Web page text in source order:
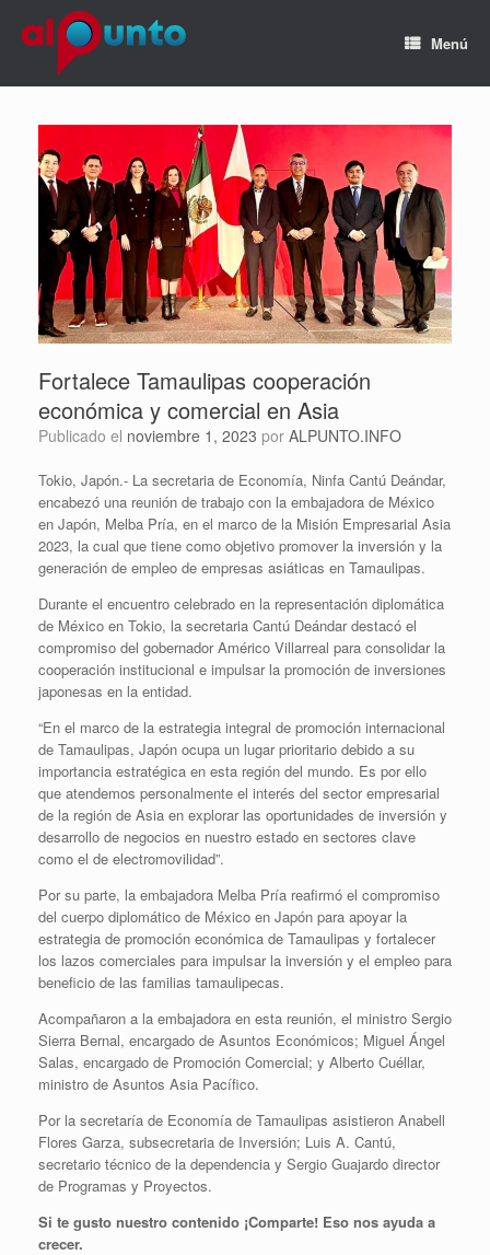
Menú
Fortalece Tamaulipas cooperación
económica y comercial en Asia
Publicado el noviembre 1, 2023 por ALPUNTO.INFO
Tokio, Japón.- La secretaria de Economía, Ninfa Cantú Deándar,
encabezó una reunión de trabajo con la embajadora de México
en Japón, Melba Pría, en el marco de la Misión Empresarial Asia
2023, la cual que tiene como objetivo promover la inversión y la
generación de empleo de empresas asiáticas en Tamaulipas.
Durante el encuentro celebrado en la representación diplomática
de México en Tokio, la secretaria Cantú Deándar destacó el
compromiso del gobernador Américo Villarreal para consolidar la
cooperación institucional e impulsar la promoción de inversiones
japonesas en la entidad.
“En el marco de la estrategia integral de promoción internacional
de Tamaulipas, Japón ocupa un lugar prioritario debido a su
importancia estratégica en esta región del mundo. Es por ello
que atendemos personalmente el interés del sector empresarial
de la región de Asia en explorar las oportunidades de inversión y
desarrollo de negocios en nuestro estado en sectores clave
como el de electromovilidad”.
Por su parte, la embajadora Melba Pría reafirmó el compromiso
del cuerpo diplomático de México en Japón para apoyar la
estrategia de promoción económica de Tamaulipas y fortalecer
los lazos comerciales para impulsar la inversión y el empleo para
beneficio de las familias tamaulipecas.
Acompañaron a la embajadora en esta reunión, el ministro Sergio
Sierra Bernal, encargado de Asuntos Económicos; Miguel Ángel
Salas, encargado de Promoción Comercial; y Alberto Cuéllar,
ministro de Asuntos Asia Pacífico.
Por la secretaría de Economía de Tamaulipas asistieron Anabell
Flores Garza, subsecretaria de Inversión; Luis A. Cantú,
secretario técnico de la dependencia y Sergio Guajardo director
de Programas y Proyectos.
Si te gusto nuestro contenido ¡Comparte! Eso nos ayuda a
crecer.